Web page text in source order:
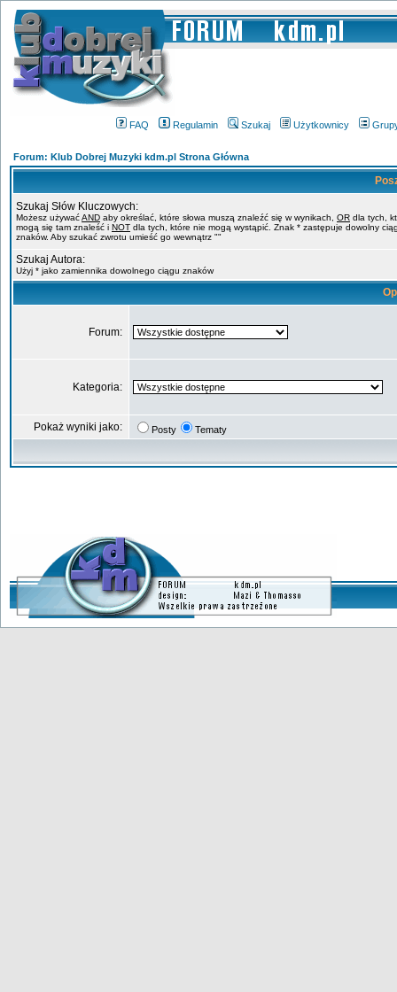
FAQ Regulamin Szukaj Użytkownicy
Forum: Klub Dobrej Muzyki kdm.pl Strona Główna
Szukaj Słów Kluczowych:
Możesz używaćAND aby określać, które słowa muszą znaleźć się w wynikach, OR dla tych,
mogą się tam znaleść i NOT dla tych, które nie mogą wystąpić. Znak * zastępuje dowolny
znaków. Aby szukać zwrotu umieść go wewnątrz ""
Szukaj Autora:
Użyj * jako zamiennika dowolnego ciągu znaków
Forum:
Kategoria:
Pokaż wyniki jako: Posty Tematy